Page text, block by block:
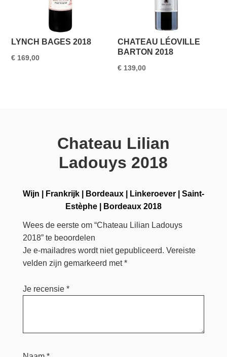
LYNCH BAGES 2018
€ 169,00
CHATEAU LÉOVILLE
BARTON 2018
€ 139,00
Chateau Lilian
Ladouys 2018
Wijn Frankrijk| Bordeaux| Linkeroever| Saint-
Estèphe| Bordeaux 2018
Wees de eerste om “Chateau Lilian Ladouys
2018” te beoordelen
Je e-mailadres wordt niet gepubliceerd. Vereiste
velden zijn gemarkeerd met*
Je recensie *